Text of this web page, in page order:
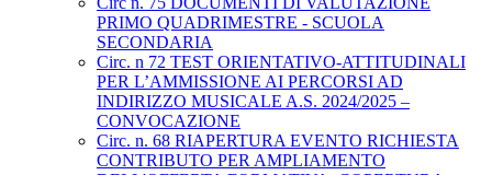
PRIMO QUADRIMESTRE - SCUOLA
SECONDARIA
Circ. n 72 TEST ORIENTATIVO-ATTITUDINALI
PER L’AMMISSIONE AI PERCORSI AD
INDIRIZZO MUSICALE A.S. 2024/2025 –
CONVOCAZIONE
Circ. n. 68 RIAPERTURA EVENTO RICHIESTA
CONTRIBUTO PER AMPLIAMENTO